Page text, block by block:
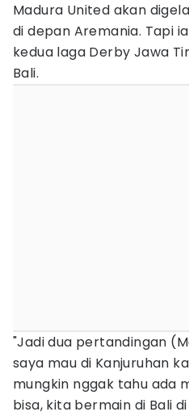
Madura United akan
di depan Aremania. Tapi
kedua laga Derby Jawa
Bali.
"Jadi dua pertandingan
saya mau di Kanjuruhan
mungkin nggak tahu ada
bisa, kita bermain di Bali